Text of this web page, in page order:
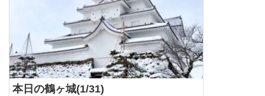
本日の鶴ヶ城(1/31)